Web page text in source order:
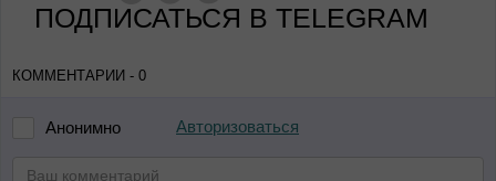
ПОДПИСАТЬСЯ В TELEGRAM
КОММЕНТАРИИ - 0
Анонимно Авторизоваться